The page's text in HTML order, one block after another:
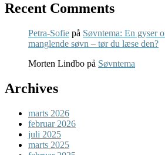
Recent Comments
Petra-Sofie på Søvntema: En gyser
manglende søvn – tør du læse den?
Morten Lindbo på Søvntema
Archives
marts 2026
februar 2026
juli 2025
marts 2025